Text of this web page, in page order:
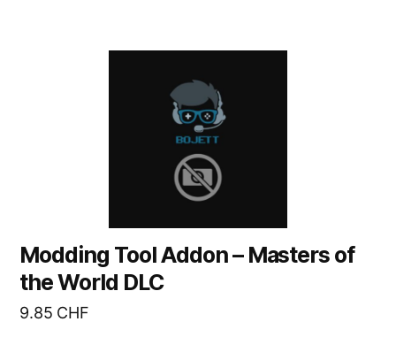
Modding Tool Addon – Masters of
the World DLC
9.85 CHF